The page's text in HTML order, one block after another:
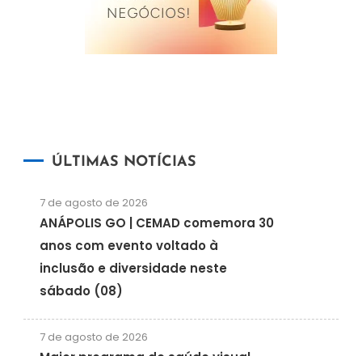
ÚLTIMAS NOTÍCIAS
7 de agosto de 2026
ANÁPOLIS GO | CEMAD comemora 30
anos com evento voltado à
inclusão e diversidade neste
sábado (08)
7 de agosto de 2026